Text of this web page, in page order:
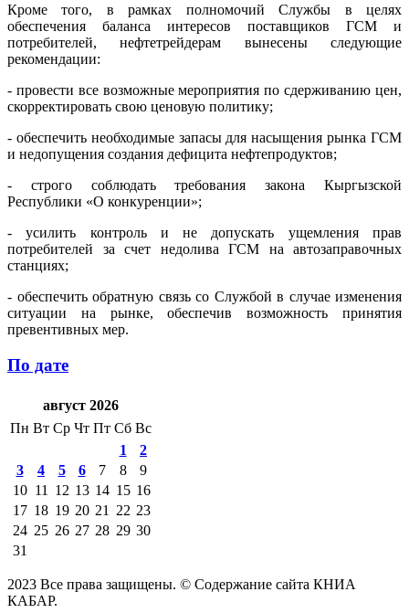
Кроме того, в рамках полномочий Службы в целях
обеспечения баланса интересов поставщиков ГСМ и
потребителей, нефтетрейдерам вынесены следующие
рекомендации:
- провести все возможные мероприятия по сдерживанию цен,
скорректировать свою ценовую политику;
- обеспечить необходимые запасы для насыщения рынка ГСМ
и недопущения создания дефицита нефтепродуктов;
- строго соблюдать требования закона Кыргызской
Республики «О конкуренции»;
- усилить контроль и не допускать ущемления прав
потребителей за счет недолива ГСМ на автозаправочных
станциях;
- обеспечить обратную связь со Службой в случае изменения
ситуации на рынке, обеспечив возможность принятия
превентивных мер.
По дате
август 2026
Пн Вт Ср Чт Пт Сб Вс
1
2
3
4 5 6 7 8
9
10 11 12 13 14 15 16
17 18 19 20 21 22 23
24 25 26 27 28 29 30
31
2023 Все права защищены. © Содержание сайта КНИА
КАБАР.